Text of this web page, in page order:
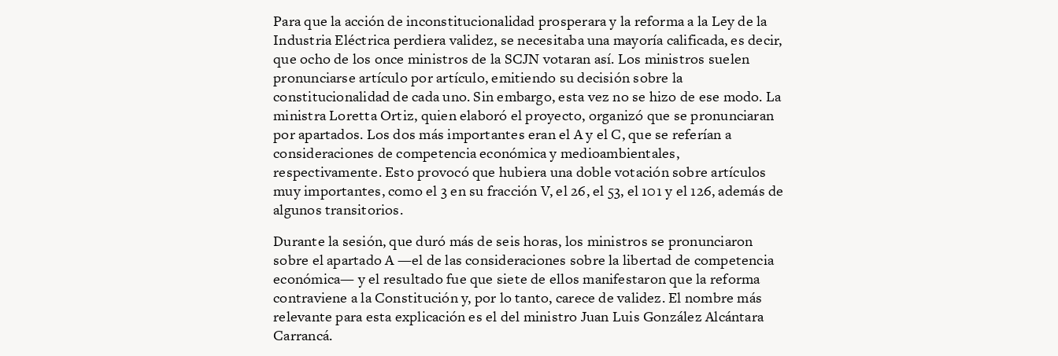
Para que la acción de inconstitucionalidad prosperara y la reforma a la Ley de la
Industria Eléctrica perdiera validez, se necesitaba una mayoría calificada, es decir,
que ocho de los once ministros de la SCJN votaran así. Los ministros suelen
pronunciarse artículo por artículo, emitiendo su decisión sobre la
constitucionalidad de cada uno. Sin embargo, esta vez no se hizo de ese modo. La
ministra Loretta Ortiz, quien elaboró el proyecto, organizó que se pronunciaran
por apartados. Los dos más importantes eran el A y el C, que se referían a
consideraciones de competencia económica y medioambientales,
respectivamente. Esto provocó que hubiera una doble votación sobre artículos
muy importantes, como el 3 en su fracción V, el 26, el 53, el 101 y el 126, además de
algunos transitorios.
Durante la sesión, que duró más de seis horas, los ministros se pronunciaron
sobre el apartado A —el de las consideraciones sobre la libertad de competencia
económica— y el resultado fue que siete de ellos manifestaron que la reforma
contraviene a la Constitución y, por lo tanto, carece de validez. El nombre más
relevante para esta explicación es el del ministro Juan Luis González Alcántara
Carrancá.